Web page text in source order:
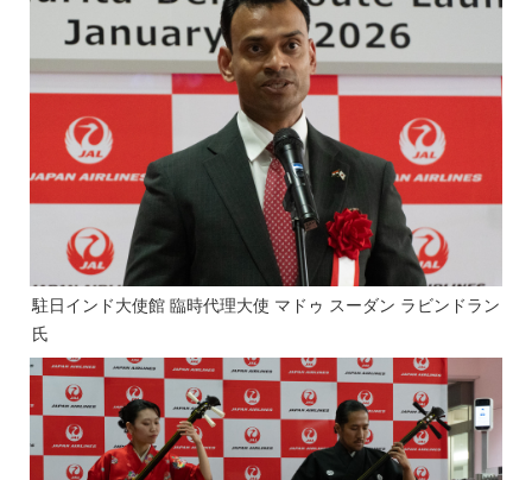
駐日インド大使館 臨時代理大使 マドゥ スーダン ラビンドラン
氏